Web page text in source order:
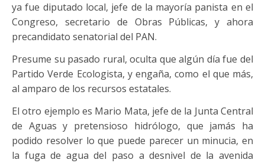
ya fue diputado local, jefe de la mayoría panista en el
Congreso, secretario de Obras Públicas, y ahora
precandidato senatorial del PAN.
Presume su pasado rural, oculta que algún día fue del
Partido Verde Ecologista, y engaña, como el que más,
al amparo de los recursos estatales.
El otro ejemplo es Mario Mata, jefe de la Junta Central
de Aguas y pretensioso hidrólogo, que jamás ha
podido resolver lo que puede parecer un minucia, en
la fuga de agua del paso a desnivel de la avenida